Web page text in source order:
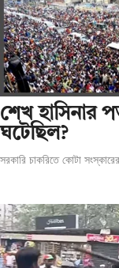
শেখ হাসিনার
ঘটেছিল?
সরকারি চাকরিতে কোটা